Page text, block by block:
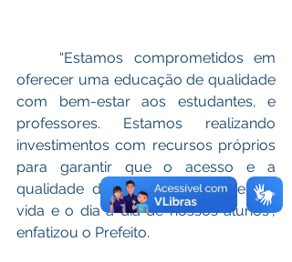
oferecer uma educação de qualidade
com bem-estar aos estudantes, e
professores. Estamos realizando
investimentos com recursos próprios
para garantir que o acesso e a
qualidade do ensino transformem a
vida e o dia a dia de nossos alunos”,
enfatizou o Prefeito.